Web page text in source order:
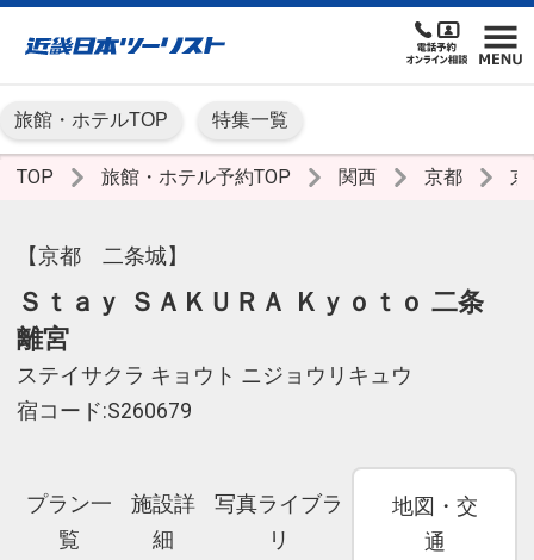
旅館・ホテルTOP 特集一覧
TOP 旅館・ホテル予約TOP 関西 京都 京
【京都 二条城】
Ｓｔａｙ ＳＡＫＵＲＡ Ｋｙｏｔｏ 二条
離宮
ステイサクラ キョウト ニジョウリキュウ
宿コード:S260679
プラン一
覧
施設詳
細
写真ライブラ
リ
地図・交
通